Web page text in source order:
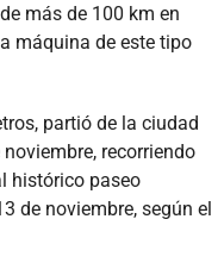
más de 100 km en
máquina de este tipo
partió de la ciudad
recorriendo
histórico paseo
de noviembre, según el